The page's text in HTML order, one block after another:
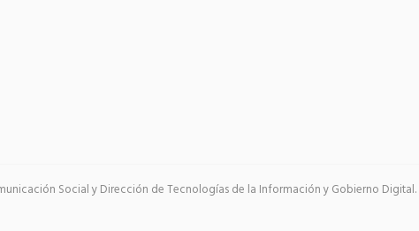
Social y Dirección de Tecnologías de la Información y Gobierno Digital.